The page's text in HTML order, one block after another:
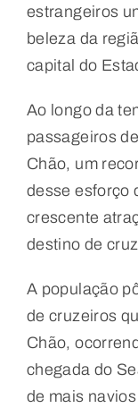
estrangeiros
beleza da
capital do
Ao longo da
passageiros
Chão, um
desse esforço
crescente
destino de
A população
de cruzeiros
Chão,
chegada do
de mais